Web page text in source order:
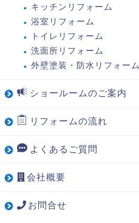
キッチンリフォーム
浴室リフォーム
トイレリフォーム
洗面所リフォーム
外壁塗装・防水リフォーム
ショールームのご案内
リフォームの流れ
よくあるご質問
会社概要
お問合せ